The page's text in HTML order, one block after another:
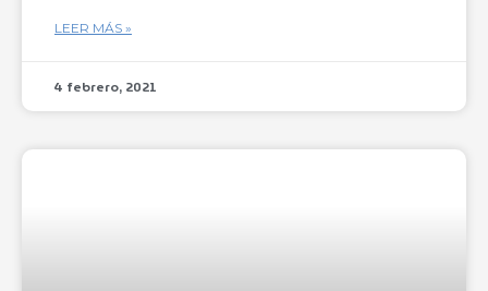
LEER MÁS »
4 febrero, 2021